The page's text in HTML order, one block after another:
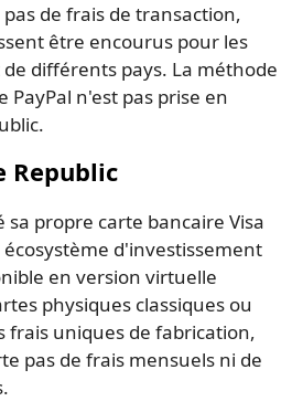
de frais de transaction,
être encourus pour les
différents pays. La méthode
n'est pas prise en
Republic
sa propre carte bancaire Visa
d'investissement
en version virtuelle
physiques classiques ou
frais uniques de fabrication,
pas de frais mensuels ni de